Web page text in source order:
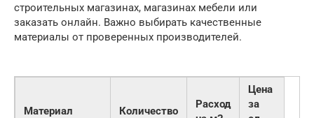
строительных магазинах, магазинах мебели или
заказать онлайн. Важно выбирать качественные
материалы от проверенных производителей.
Материал Количество
Расход
Цена
за